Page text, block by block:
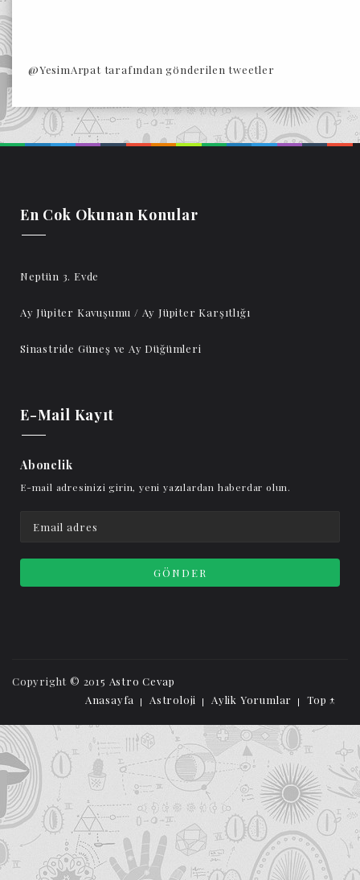
@YesimArpat tarafından gönderilen tweetler
En Cok Okunan Konular
Neptün 3. Evde
Ay Jüpiter Kavuşumu / Ay Jüpiter Karşıtlığı
Sinastride Güneş ve Ay Düğümleri
E-Mail Kayıt
Abonelik
E-mail adresinizi girin, yeni yazılardan haberdar olun.
Copyright © 2015 Astro Cevap
Anasayfa
Astroloji Aylik Yorumlar Top ↑